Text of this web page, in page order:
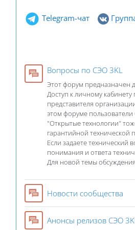
Telegram-чат
Вопросы по СЭО 3KL
Этот форум предназначен
Доступ к личному
представителя
этом форуме пользователи
"Открытые технологии"
гарантийной технической
Если задаете технический
понимания и ответа
Для новой темы
Новости сообщества
Анонсы релизов СЭО